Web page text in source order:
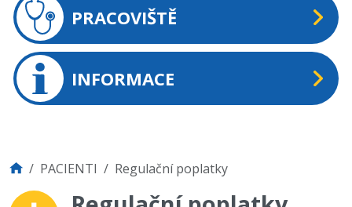
PRACOVIŠTĚ
INFORMACE
PACIENTI Regulační poplatky